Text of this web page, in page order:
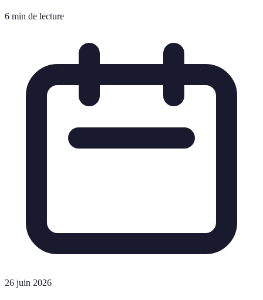
6 min de lecture
26 juin 2026